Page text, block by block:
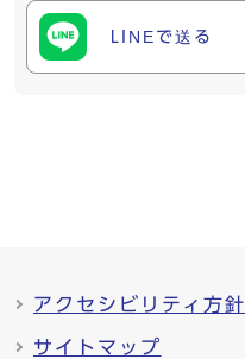
LINEで送る
アクセシビリティ方針
サイトマップ